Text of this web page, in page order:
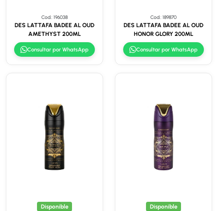
Cod.: 196038
DES LATTAFA BADEE AL OUD
AMETHYST 200ML
Consultar por WhatsApp
Cod.: 189870
DES LATTAFA BADEE AL OUD
HONOR GLORY 200ML
Consultar por WhatsApp
Disponible Disponible